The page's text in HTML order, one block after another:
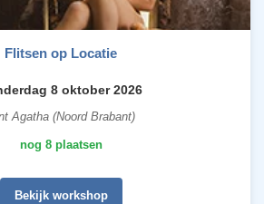
Flitsen op Locatie
8 oktober 2026
Agatha (Noord Brabant)
nog 8 plaatsen
Bekijk workshop